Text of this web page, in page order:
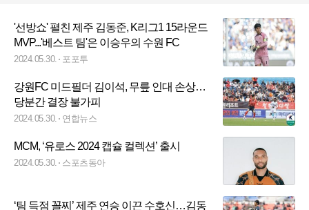
'선방쇼' 펼친 제주 김동준, K리그1 15라운드
MVP...'베스트 팀'은 이승우의 수원 FC
2024.05.30. 포포투
강원FC 미드필더 김이석, 무릎 인대 손상…
당분간 결장 불가피
2024.05.30. 연합뉴스
MCM, ‘유로스 2024 캡슐 컬렉션’ 출시
2024.05.30. 스포츠동아
‘팀 득점 꼴찌’ 제주 연승 이끈 수호신…김동